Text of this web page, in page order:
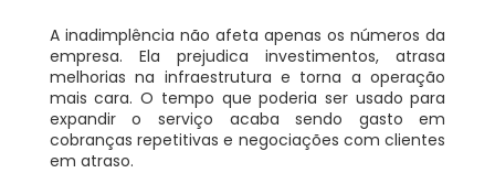
A inadimplência não afeta apenas os números da
empresa. Ela prejudica investimentos, atrasa
melhorias na infraestrutura e torna a operação
mais cara. O tempo que poderia ser usado para
expandir o serviço acaba sendo gasto em
cobranças repetitivas e negociações com clientes
em atraso.